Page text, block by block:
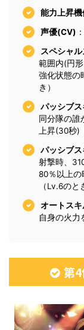
能力上昇機
声優(CV)
スペシャ
範囲内(円
強化状態の
き）
パッシブス
同分隊の誰
上昇(30秒)
パッシブス
射撃時、
80％以上の
（Lv.6のと
オートスキ
自身の火力
第